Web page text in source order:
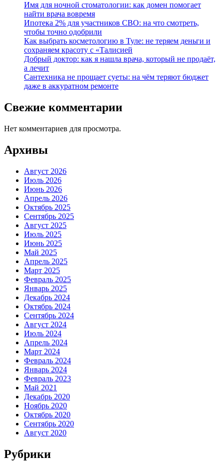
Имя для ночной стоматологии: как домен помогает
найти врача вовремя
Ипотека 2% для участников СВО: на что смотреть,
чтобы точно одобрили
Как выбрать косметологию в Туле: не теряем деньги и
сохраняем красоту с «Талисией
Добрый доктор: как я нашла врача, который не продаёт,
а лечит
Сантехника не прощает суеты: на чём теряют бюджет
даже в аккуратном ремонте
Свежие комментарии
Нет комментариев для просмотра.
Архивы
Август 2026
Июль 2026
Июнь 2026
Апрель 2026
Октябрь 2025
Сентябрь 2025
Август 2025
Июль 2025
Июнь 2025
Май 2025
Апрель 2025
Март 2025
Февраль 2025
Январь 2025
Декабрь 2024
Октябрь 2024
Сентябрь 2024
Август 2024
Июль 2024
Апрель 2024
Март 2024
Февраль 2024
Январь 2024
Февраль 2023
Май 2021
Декабрь 2020
Ноябрь 2020
Октябрь 2020
Сентябрь 2020
Август 2020
Рубрики